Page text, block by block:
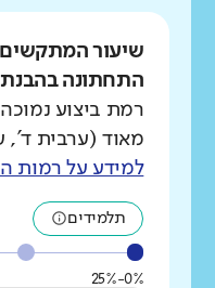
שיעור
התחתונה
רמת ביצוע
מאוד (ערבית ד',
למידע על רמות
תלמידים
0%-25%